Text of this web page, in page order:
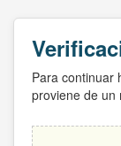
Para continuar
proviene de un